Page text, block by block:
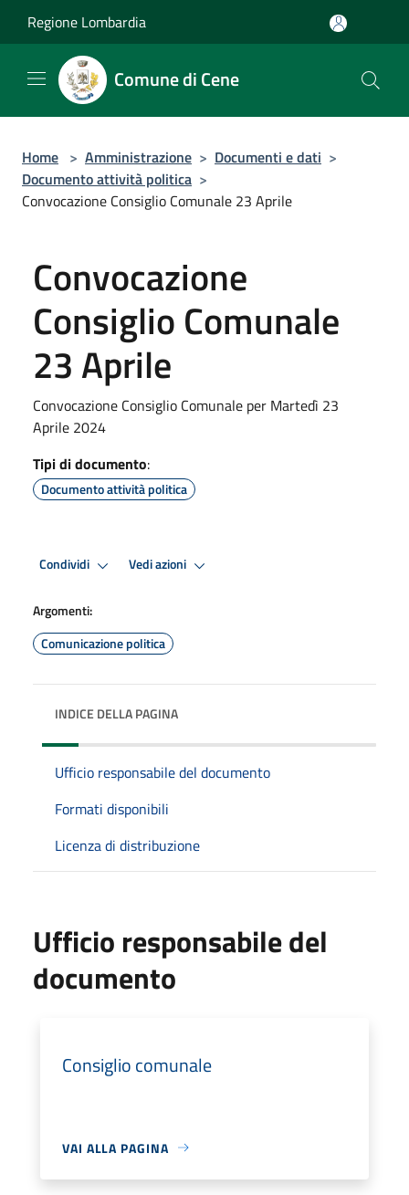
Regione Lombardia
Comune di Cene
Home > Amministrazione > Documenti e dati >
Documento attività politica >
Convocazione Consiglio Comunale 23 Aprile
Convocazione
Consiglio Comunale
23 Aprile
Convocazione Consiglio Comunale per Martedì 23
Aprile 2024
Tipi di documento:
Documento attività politica
Condividi Vedi azioni
Argomenti:
Comunicazione politica
INDICE DELLA PAGINA
Ufficio responsabile del documento
Formati disponibili
Licenza di distribuzione
Ufficio responsabile del
documento
Consiglio comunale
VAI ALLA PAGINA